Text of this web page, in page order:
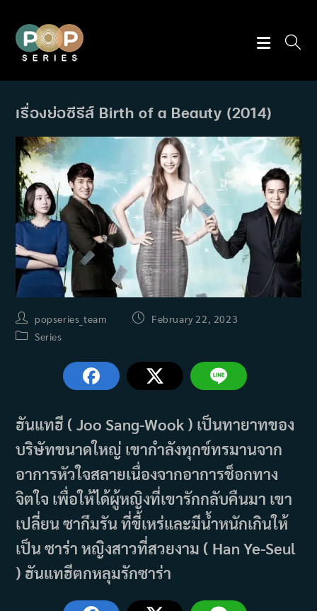
content
เรื่องย่อซีรีส์ Birth of a Beauty (2014)
Post
author:
popseries_team
PostFebruary 22, 2023
PostSeries
ฮันแทฮี ( Joo Sang-Wook ) เป็นทายาทของ
บริษัทขนาดใหญ่ เขากำลังทุกข์ทรมานจาก
อาการหัวใจสลายเนื่องจากอาการช็อกทาง
จิตใจ เพื่อให้ได้ผู้หญิงที่เขารักกลับคืนมา เขา
เปลี่ยน ซากึมรัน ที่ขี้เหร่และมีน้ำหนักเกินให้
เป็น ซาร่า หญิงสาวที่สวยงาม ( Han Ye-Seul
) ฮันแทฮีตกหลุมรักซาร่า